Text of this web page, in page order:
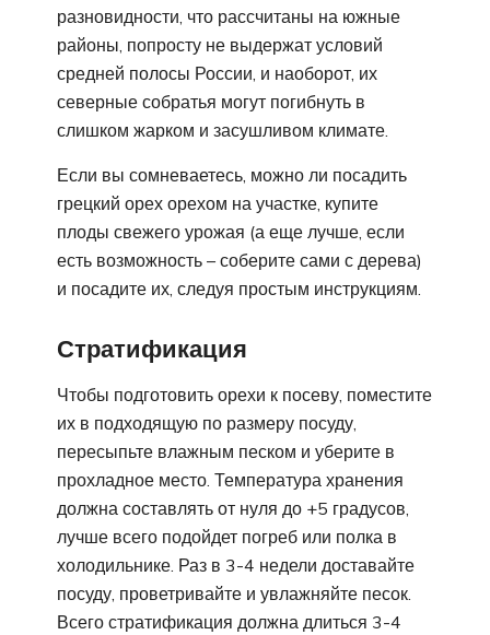
разновидности, что рассчитаны на южные
районы, попросту не выдержат условий
средней полосы России, и наоборот, их
северные собратья могут погибнуть в
слишком жарком и засушливом климате.
Если вы сомневаетесь, можно ли посадить
грецкий орех орехом на участке, купите
плоды свежего урожая (а еще лучше, если
есть возможность – соберите сами с дерева)
и посадите их, следуя простым инструкциям.
Стратификация
Чтобы подготовить орехи к посеву, поместите
их в подходящую по размеру посуду,
пересыпьте влажным песком и уберите в
прохладное место. Температура хранения
должна составлять от нуля до +5 градусов,
лучше всего подойдет погреб или полка в
холодильнике. Раз в 3-4 недели доставайте
посуду, проветривайте и увлажняйте песок.
Всего стратификация должна длиться 3-4